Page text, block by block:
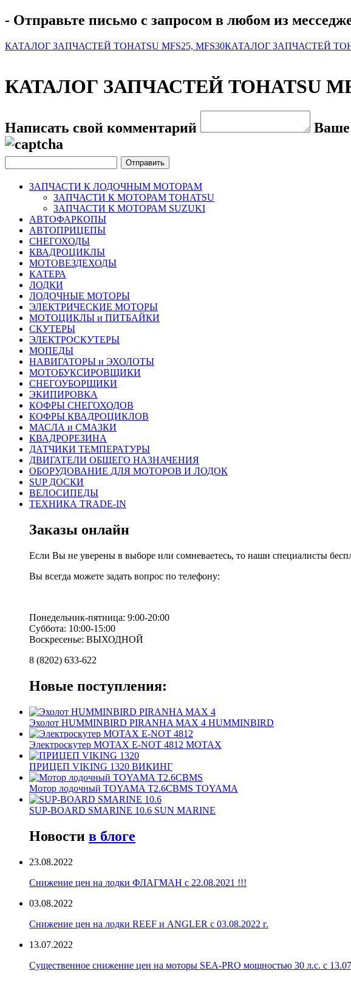
- Отправьте письмо c запросом в любом из
КАТАЛОГ ЗАПЧАСТЕЙ TOHATSU MFS25, MFS30КАТАЛОГ ЗАПЧАСТЕЙ
КАТАЛОГ ЗАПЧАСТЕЙ TOHATSU
Написать свой комментарий
ЗАПЧАСТИ К ЛОДОЧНЫМ МОТОРАМ
ЗАПЧАСТИ К МОТОРАМ TOHATSU
ЗАПЧАСТИ К МОТОРАМ SUZUKI
АВТОФАРКОПЫ
АВТОПРИЦЕПЫ
СНЕГОХОДЫ
КВАДРОЦИКЛЫ
МОТОВЕЗДЕХОДЫ
КАТЕРА
ЛОДКИ
ЛОДОЧНЫЕ МОТОРЫ
ЭЛЕКТРИЧЕСКИЕ МОТОРЫ
МОТОЦИКЛЫ и ПИТБАЙКИ
СКУТЕРЫ
ЭЛЕКТРОСКУТЕРЫ
МОПЕДЫ
НАВИГАТОРЫ и ЭХОЛОТЫ
МОТОБУКСИРОВЩИКИ
СНЕГОУБОРЩИКИ
ЭКИПИРОВКА
КОФРЫ СНЕГОХОДОВ
КОФРЫ КВАДРОЦИКЛОВ
МАСЛА и СМАЗКИ
КВАДРОРЕЗИНА
ДАТЧИКИ ТЕМПЕРАТУРЫ
ДВИГАТЕЛИ ОБЩЕГО НАЗНАЧЕНИЯ
ОБОРУДОВАНИЕ ДЛЯ МОТОРОВ И ЛОДОК
SUP ДОСКИ
ВЕЛОСИПЕДЫ
ТЕХНИКА TRADE-IN
Заказы онлайн
Если Вы не уверены в выборе или сомневаетесь, то наши специалисты
Вы всегда можете задать вопрос по телефону:
Понедельник-пятница: 9:00-20:00
Суббота: 10:00-15:00
Воскресенье: ВЫХОДНОЙ
8 (8202) 633-622
Новые поступления:
Эхолот HUMMINBIRD PIRANHA MAX 4 HUMMINBIRD
Электроскутер MOTAX E-NOT 4812 MOTAX
ПРИЦЕП VIKING 1320 ВИКИНГ
Мотор лодочный TOYAMA T2.6CBMS TOYAMA
SUP-BOARD SMARINE 10.6 SUN MARINE
Новости в блоге
23.08.2022
Снижение цен на лодки ФЛАГМАН с 22.08.2021 !!!
03.08.2022
Снижение цен на лодки REEF и ANGLER с 03.08.2022 г.
13.07.2022
Существенное снижение цен на моторы SEA-PRO мощностью 30 л.с. с